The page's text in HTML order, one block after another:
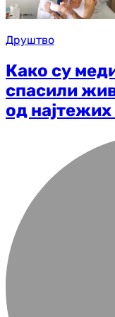
Друштво
Како су
спасили
од